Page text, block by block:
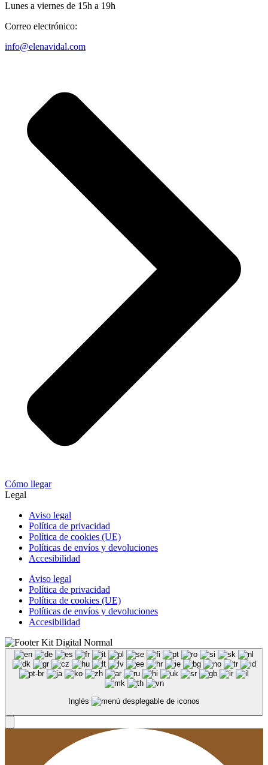
Lunes a viernes de 15h a 19h
Correo electrónico:
info@elenavidal.com
Cómo llegar
Legal
Aviso legal
Política de privacidad
Política de cookies (UE)
Políticas de envíos y devoluciones
Accesibilidad
Aviso legal
Política de privacidad
Política de cookies (UE)
Políticas de envíos y devoluciones
Accesibilidad
Inglés